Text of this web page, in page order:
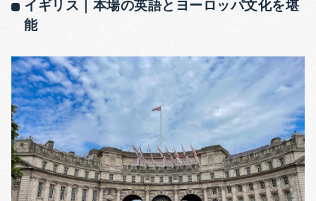
イギリス｜本場の英語とヨーロッパ文化を堪
能